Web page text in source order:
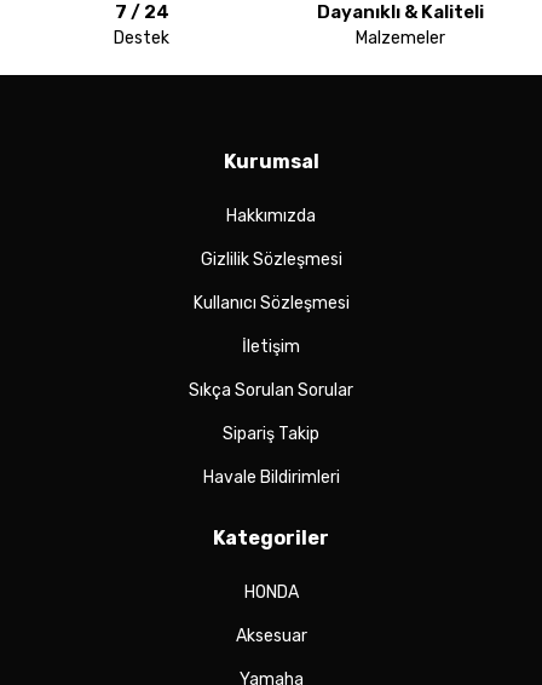
7 / 24
Destek
Dayanıklı & Kaliteli
Malzemeler
Kurumsal
Hakkımızda
Gizlilik Sözleşmesi
Kullanıcı Sözleşmesi
İletişim
Sıkça Sorulan Sorular
Sipariş Takip
Havale Bildirimleri
Kategoriler
HONDA
Aksesuar
Yamaha